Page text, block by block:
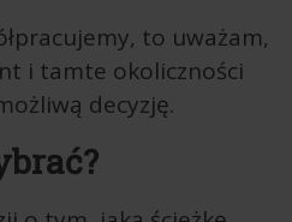
to uważam,
i tamte okoliczności
decyzję.